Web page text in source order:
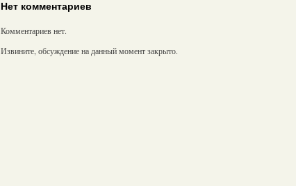
Нет комментариев
Комментариев нет.
Извините, обсуждение на данный момент закрыто.